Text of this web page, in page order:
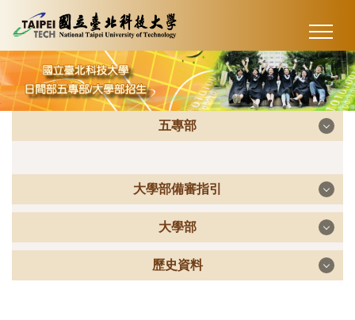
到
主
要
內
容
五專部
五專部
五專優先免試入學招生
大學部備審指引
大學部備審指引
大學部
大學部
歷史資料